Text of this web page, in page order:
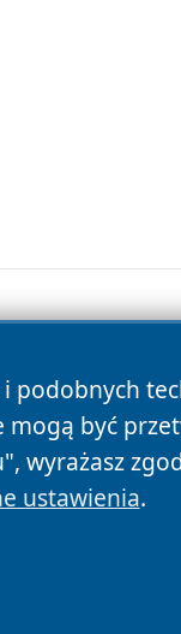
i podobnych
mogą być
wyrażasz
ustawienia.